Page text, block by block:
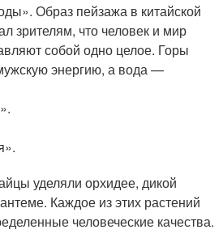
Образ пейзажа в китайской
зрителям, что человек и мир
собой одно целое. Горы
энергию, а вода —
уделяли орхидее, дикой
Каждое из этих растений
человеческие качества.